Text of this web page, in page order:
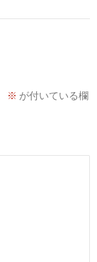
※ が付いている欄